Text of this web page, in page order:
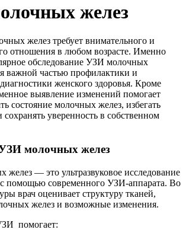
желез
желез требует внимательного и
отношения в любом возрасте. Именно
обследование УЗИ молочных
важной частью профилактики и
женского здоровья. Кроме
выявление изменений помогает
состояние молочных желез, избегать
уверенность в собственном
молочных желез
— это ультразвуковое исследование
с помощью современного УЗИ-аппарата. Во
врач оценивает структуру тканей,
желез и возможные изменения.
помогает: